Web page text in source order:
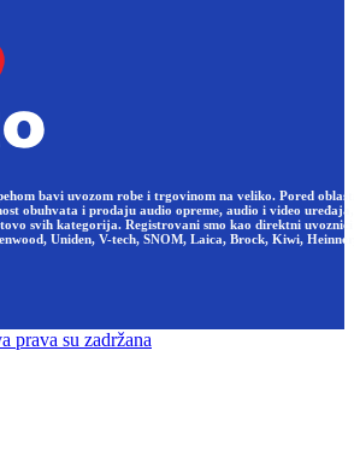
bavi uvozom robe i trgovinom na veliko. Pored
obuhvata i prodaju audio opreme, audio i video uređaja,
svih kategorija. Registrovani smo kao direktni uvoznici
Uniden, V-tech, SNOM, Laica, Brock, Kiwi,
prava su zadržana